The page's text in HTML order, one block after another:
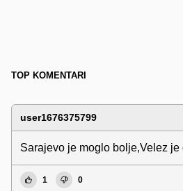
TOP KOMENTARI
user1676375799
Sarajevo je moglo bolje,Velez je
1 0